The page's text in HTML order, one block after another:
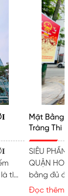
tìm
Mặt Bằng
Tràng Thi
SIÊU
QUẬN
bằng đủ
dấu ấn
Đọc thêm